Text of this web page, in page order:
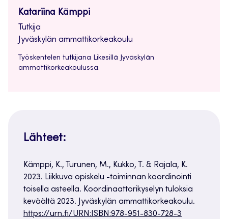
Katariina Kämppi
Tutkija
Jyväskylän ammattikorkeakoulu
Työskentelen tutkijana Likesillä Jyväskylän
ammattikorkeakoulussa.
Lähteet:
Kämppi, K., Turunen, M., Kukko, T. & Rajala, K.
2023. Liikkuva opiskelu -toiminnan koordinointi
toisella asteella. Koordinaattorikyselyn tuloksia
keväältä 2023. Jyväskylän ammattikorkeakoulu.
https://urn.fi/URN:ISBN:978-951-830-728-3